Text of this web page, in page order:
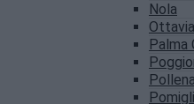
Nola
Palma